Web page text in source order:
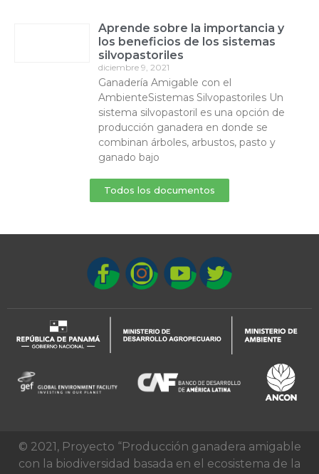
Aprende sobre la importancia y
los beneficios de los sistemas
silvopastoriles
diciembre 9, 2021
Ganadería Amigable con el
AmbienteSistemas Silvopastoriles Un
sistema silvopastoril es una opción de
producción ganadera en donde se
combinan árboles, arbustos, pasto y
ganado bajo
Todos los documentos
© 2021, Proyecto “Producción ganadera amigable
con la biodiversidad basada en el ecosistema de la